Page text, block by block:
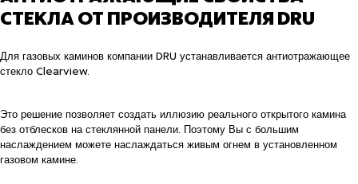
СТЕКЛА ОТ ПРОИЗВОДИТЕЛЯ DRU
Для газовых каминов компании DRU устанавливается антиотражающее
стекло Clearview.
Это решение позволяет создать иллюзию реального открытого камина
без отблесков на стеклянной панели. Поэтому Вы с большим
наслаждением можете наслаждаться живым огнем в установленном
газовом камине.